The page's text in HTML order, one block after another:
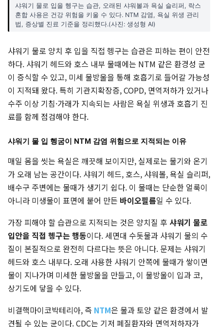
샤워기 물로 입을 헹구는 습관, 오래된 샤워볼과 욕실 슬리퍼, 락스
혼합 사용은 건강 위험을 키울 수 있다. NTM 감염, 욕실 위생 관리
법, 증상별 진료 기준을 정리했다.(사진: 생성형 AI)
샤워기 물로 양치 후 입을 직접 헹구는 습관은 피하는 편이 안전
하다. 샤워기 헤드와 호스 내부 물때에는 NTM 같은 환경성 균
이 증식할 수 있고, 미세 물방울을 통해 호흡기로 들어갈 가능성
이 지적돼 왔다. 특히 기관지확장증, COPD, 면역저하가 있거나
수주 이상 기침·가래가 지속되는 사람은 욕실 위생과 호흡기 진
료를 함께 점검해야 한다.
샤워기 물 입 헹굼이 NTM 감염 위험으로 지적되는 이유
매일 몸을 씻는 욕실은 깨끗해 보이지만, 실제로는 물기와 온기
가 오래 남는 공간이다. 샤워기 헤드, 호스, 샤워볼, 욕실 슬리퍼,
배수구 주변에는 물때가 생기기 쉽다. 이 물때는 단순한 얼룩이
아니라 미생물이 표면에 붙어 만든 바이오필름일 수 있다.
가장 피해야 할 습관으로 지적되는 것은 양치질 후 샤워기 물로
입안을 직접 헹구는 행동이다. 세면대 수돗물과 샤워기 물의 수
질이 본질적으로 완전히 다르다는 뜻은 아니다. 문제는 샤워기
헤드와 호스 내부다. 오래 사용한 샤워기 안쪽에 물때가 쌓이면
물이 지나가며 미세한 물방울을 만들고, 이 물방울이 입과 코,
상기도에 닿을 수 있다.
비결핵마이코박테리아, 즉 NTM은 물과 토양 같은 환경에서 발
견될 수 있는 균이다. CDC는 기저 폐질환자와 면역저하자가